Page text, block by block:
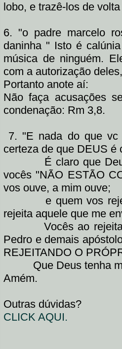
lobo, e trazê-los de
6. "o padre marcelo
daninha " Isto é
música de ninguém.
com a autorização
Portanto anote aí:
Não faça acusações
condenação: Rm 3,8.
7. "E nada do que vc
certeza de que DEUS é
É claro que Deus
vocês "NÃO ESTÃO
vos ouve, a mim ouve;
e quem vos
rejeita aquele que me
Vocês ao
Pedro e demais
REJEITANDO O
Que Deus tenha
Amém.
Outras dúvidas?
CLICK AQUI.